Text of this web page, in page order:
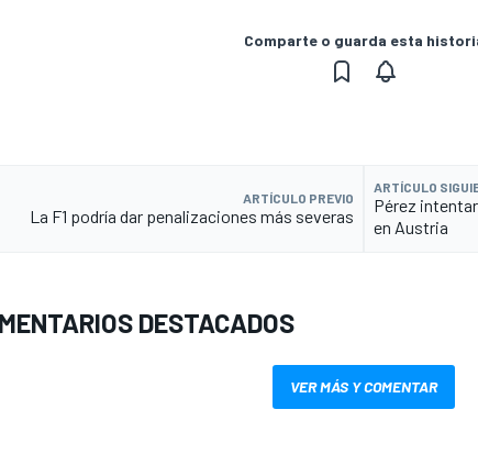
Comparte o guarda esta
ARTÍCULO PREVIO
La F1 podría dar penalizaciones más severas
ARTÍCULO
Pérez
en Austria
DESTACADOS
VER MÁS Y COMENTAR